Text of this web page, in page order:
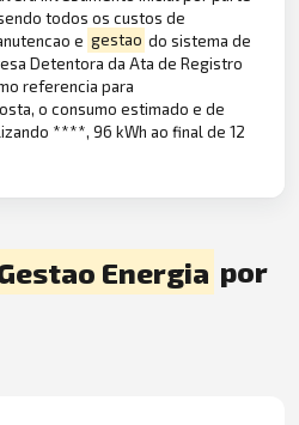
todos os custos de
e gestao do sistema de
Detentora da Ata de Registro
referencia para
o consumo estimado e de
****, 96 kWh ao final de 12
Energia por